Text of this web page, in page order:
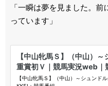
「一瞬は夢を見ました。
っています」